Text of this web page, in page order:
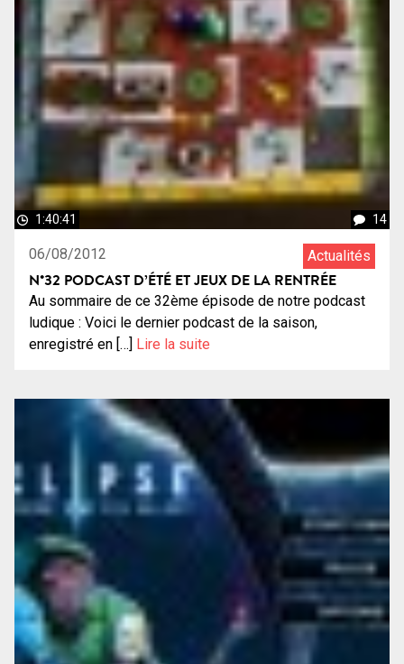
1:40:41 14
06/08/2012 Actualités
N°32 PODCAST D’ÉTÉ ET JEUX DE LA RENTRÉE
Au sommaire de ce 32ème épisode de notre podcast
ludique : Voici le dernier podcast de la saison,
enregistré en […] Lire la suite